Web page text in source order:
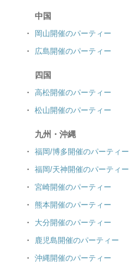
中国
岡山開催のパーティー
広島開催のパーティー
四国
高松開催のパーティー
松山開催のパーティー
九州・沖縄
福岡/博多開催のパーティー
福岡/天神開催のパーティー
宮崎開催のパーティー
熊本開催のパーティー
大分開催のパーティー
鹿児島開催のパーティー
沖縄開催のパーティー